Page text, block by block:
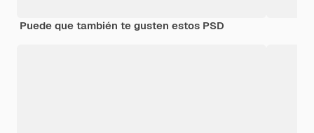
Puede que también te gusten estos PSD